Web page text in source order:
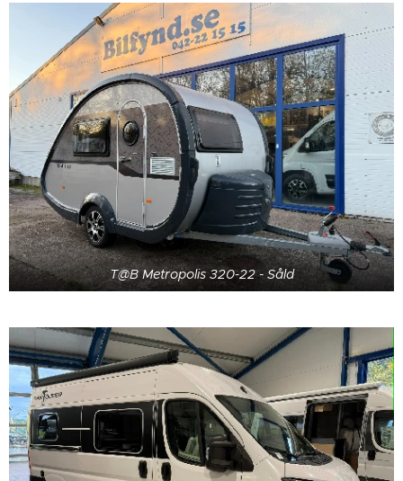
T@B Metropolis 320-22 - Såld